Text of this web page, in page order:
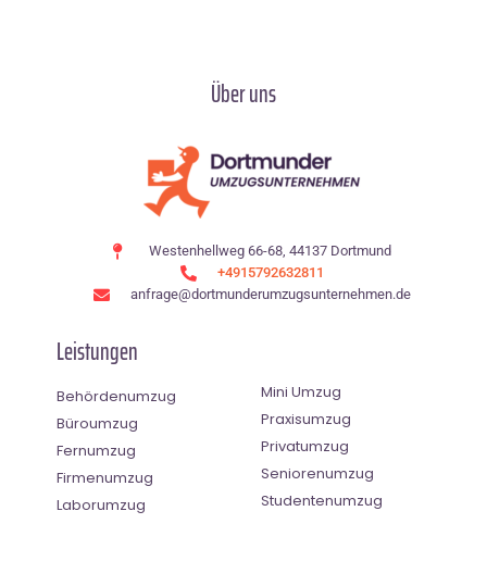
Über uns
Westenhellweg 66-68, 44137 Dortmund
+4915792632811
anfrage@dortmunderumzugsunternehmen.de
Leistungen
Behördenumzug
Büroumzug
Fernumzug
Firmenumzug
Laborumzug
Mini Umzug
Praxisumzug
Privatumzug
Seniorenumzug
Studentenumzug